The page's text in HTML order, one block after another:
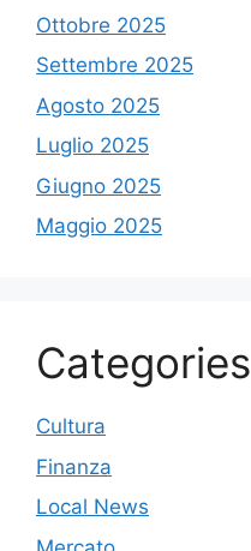
Ottobre 2025
Settembre 2025
Agosto 2025
Luglio 2025
Giugno 2025
Maggio 2025
Categories
Cultura
Finanza
Local News